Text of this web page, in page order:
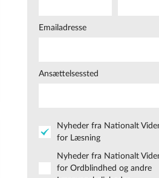
Emailadresse
Ansættelsessted
Nyheder fra Nationalt
for Læsning
Nyheder fra Nationalt
for Ordblindhed og andre